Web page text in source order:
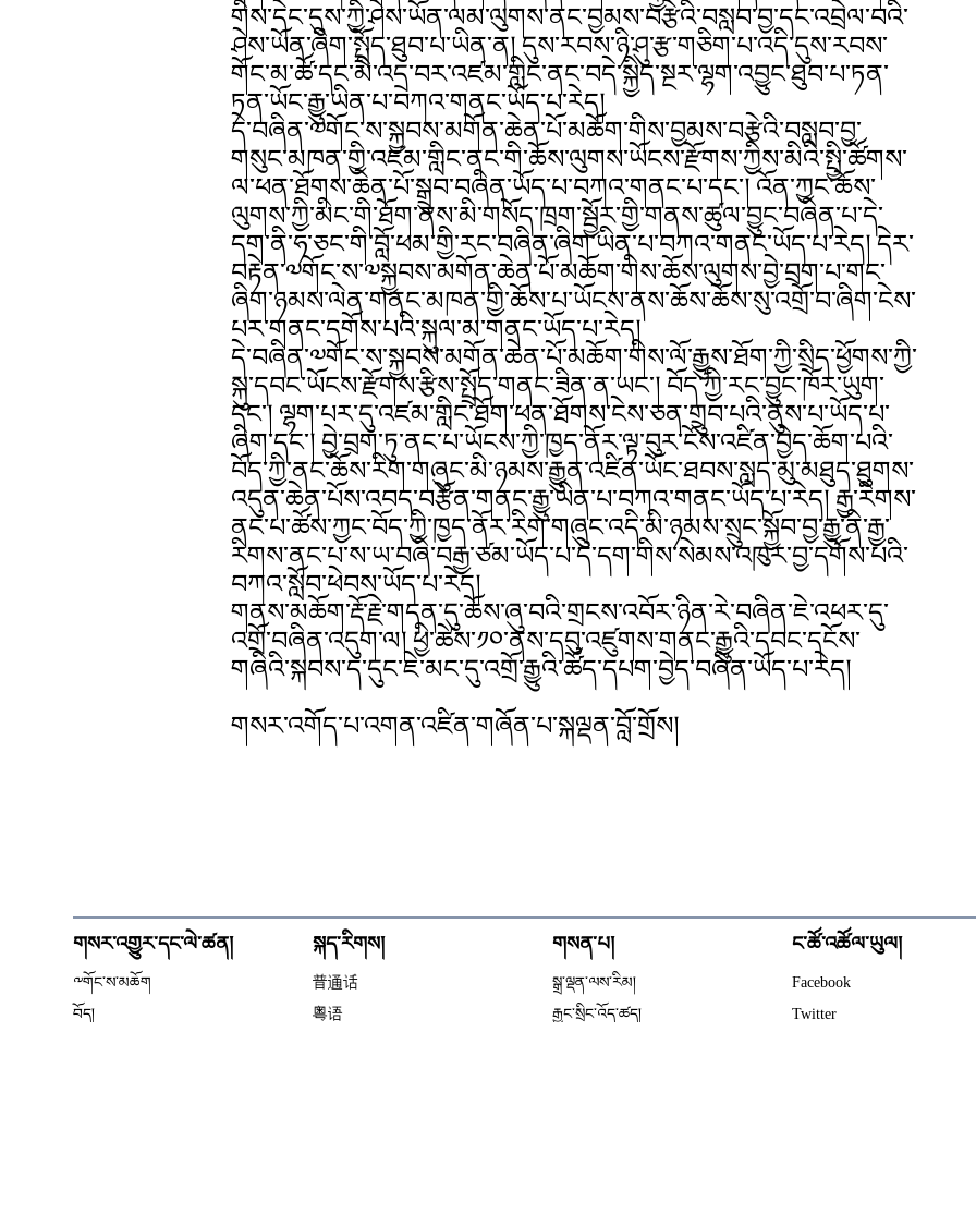
གིས་དེང་དུས་ཀྱི་ཤེས་ཡོན་ལམ་ལུགས་ནང་བྱམས་བརྩེའི་བསླབ་བྱ་དང་འབྲེལ་བའི་
ཤེས་ཡོན་ཞིག་སྤྲོད་ཐུབ་པ་ཡིན་ན། དུས་རབས་ཉི་ཤུ་རྩ་གཅིག་པ་འདི་དུས་རབས་
གོང་མ་ཚོ་དང་མི་འདྲ་བར་འཛམ་གླིང་ནང་བདེ་སྐྱིད་སྔར་ལྷག་འབྱུང་ཐུབ་པ་ཏན་
ཏན་ཡོང་རྒྱུ་ཡིན་པ་བཀའ་གནང་ཡོད་པ་རེད།
དེ་བཞིན་༧གོང་ས་སྐྱབས་མགོན་ཆེན་པོ་མཆོག་གིས་བྱམས་བརྩེའི་བསླབ་བྱ་
གསུང་མཁན་གྱི་འཛམ་གླིང་ནང་གི་ཆོས་ལུགས་ཡོངས་རྫོགས་ཀྱིས་མིའི་སྤྱི་ཚོགས་
ལ་ཕན་ཐོགས་ཆེན་པོ་སྒྲུབ་བཞིན་ཡོད་པ་བཀའ་གནང་པ་དང་། འོན་ཀྱང་ཆོས་
ལུགས་ཀྱི་མིང་གི་ཐོག་ནས་མི་གསོད་ཁྲག་སྦྱོར་གྱི་གནས་ཚུལ་བྱུང་བཞིན་པ་དེ་
དག་ནི་ཧ་ཅང་གི་བློ་ཕམ་གྱི་རང་བཞིན་ཞིག་ཡིན་པ་བཀའ་གནང་ཡོད་པ་རེད། དེར་
བརྟེན་༧གོང་ས་༧སྐྱབས་མགོན་ཆེན་པོ་མཆོག་གིས་ཆོས་ལུགས་བྱེ་བྲག་པ་གང་
ཞིག་ཉམས་ལེན་གནང་མཁན་གྱི་ཆོས་པ་ཡོངས་ནས་ཆོས་ཆོས་སུ་འགྲོ་བ་ཞིག་ངེས་
པར་གནང་དགོས་པའི་སྐུལ་མ་གནང་ཡོད་པ་རེད།
དེ་བཞིན་༧གོང་ས་སྐྱབས་མགོན་ཆེན་པོ་མཆོག་གིས་ལོ་རྒྱུས་ཐོག་ཀྱི་སྲིད་ཕྱོགས་ཀྱི་
སྐུ་དབང་ཡོངས་རྫོགས་རྩིས་སྤྲོད་གནང་ཟིན་ན་ཡང་། བོད་ཀྱི་རང་བྱུང་ཁོར་ཡུག་
དང་། ལྷག་པར་དུ་འཛམ་གླིང་ཐོག་ཕན་ཐོགས་ངེས་ཅན་གྲུབ་པའི་ནུས་པ་ཡོད་པ་
ཞིག་དང་། བྱེ་བྲག་ཏུ་ནང་པ་ཡོངས་ཀྱི་ཁྱད་ནོར་ལྟ་བུར་ངོས་འཛིན་བྱེད་ཆོག་པའི་
བོད་ཀྱི་ནང་ཆོས་རིག་གཞུང་མི་ཉམས་རྒྱུན་འཛིན་ཡོང་ཐབས་སླད་མུ་མཐུད་ཐུགས་
འདུན་ཆེན་པོས་འབད་བརྩོན་གནང་རྒྱུ་ཡིན་པ་བཀའ་གནང་ཡོད་པ་རེད། རྒྱ་རིགས་
ནང་པ་ཚོས་ཀྱང་བོད་ཀྱི་ཁྱད་ནོར་རིག་གཞུང་འདི་མི་ཉམས་སྲུང་སྐྱོབ་བྱ་རྒྱུ་ནི་རྒྱ་
རིགས་ནང་པ་ས་ཡ་བཞི་བརྒྱ་ཙམ་ཡོད་པ་དེ་དག་གིས་སེམས་འཁུར་བྱ་དགོས་པའི་
བཀའ་སློབ་ཕེབས་ཡོད་པ་རེད།
གནས་མཆོག་རྡོ་རྗེ་གདན་དུ་ཆོས་ཞུ་བའི་གྲངས་འབོར་ཉིན་རེ་བཞིན་ཇེ་འཕར་དུ་
འགྲོ་བཞིན་འདུག་ལ། ཕྱི་ཚེས་༡༠་ནས་དབུ་འཛུགས་གནང་རྒྱུའི་དབང་དངོས་
གཞིའི་སྐབས་ད་དུང་ཇེ་མང་དུ་འགྲོ་རྒྱུའི་ཚོད་དཔག་བྱེད་བཞིན་ཡོད་པ་རེད།
གསར་འགོད་པ་འགན་འཛིན་གཞོན་པ་སྐལྡན་བློ་གྲོས།
གསར་འགྱུར་དང་ལེ་ཚན།
༸གོང་ས་མཆོག
བོད།
སྐད་རིགས།
普通话
粤语
གསན་པ།
སྒྲ་ལྡན་ལས་རིམ།
རྒྱང་སྲིང་འོད་ཚད།
ང་ཚོ་འཚོལ་ཡུལ།
Facebook
Twitter